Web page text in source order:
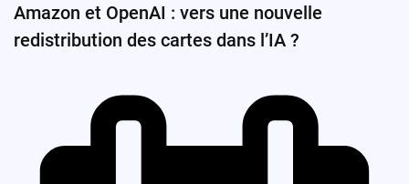
Amazon et OpenAI : vers une nouvelle
redistribution des cartes dans l’IA ?